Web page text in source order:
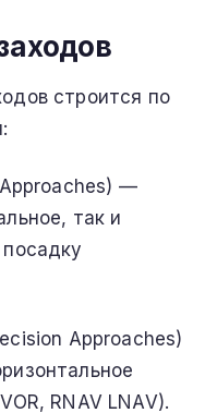
строится по
—
так и
Approaches)
RNAV LNAV).